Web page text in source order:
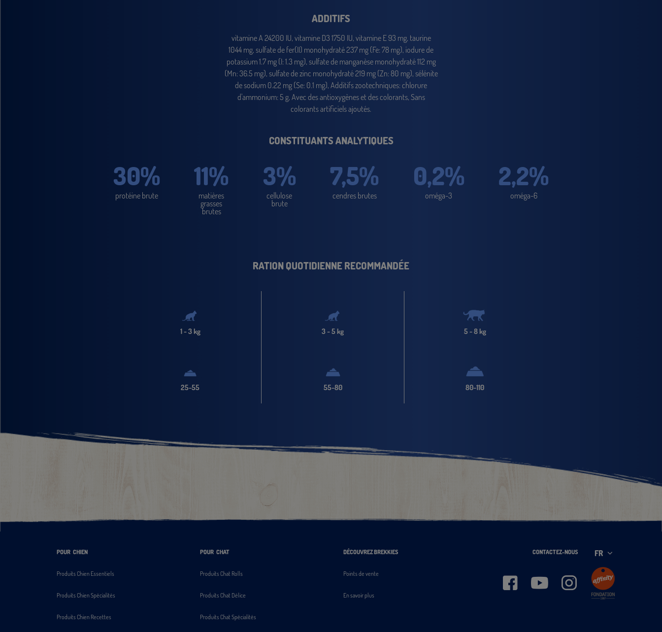
ADDITIFS
vitamine A 24200 IU, vitamine D3 1750 IU, vitamine E 93 mg, taurine
1044 mg, sulfate de fer(II) monohydraté 237 mg (Fe: 78 mg), iodure de
potassium 1.7 mg (I: 1.3 mg), sulfate de manganèse monohydraté 112 mg
(Mn: 36.5 mg), sulfate de zinc monohydraté 219 mg (Zn: 80 mg), sélénite
de sodium 0.22 mg (Se: 0.1 mg), Additifs zootechniques: chlorure
d'ammonium: 5 g, Avec des antioxygènes et des colorants, Sans
colorants artificiels ajoutés.
CONSTITUANTS ANALYTIQUES
30%
protéine brute
11%
matières
grasses
brutes
3%
cellulose
brute
7,5%
cendres brutes
0,2%
oméga-3
2,2%
oméga-6
RATION QUOTIDIENNE RECOMMANDÉE
1 - 3 kg 3 - 5 kg 5 - 8 kg
25-55 55-80 80-110
POUR CHIEN
Produits Chien Essentiels
Produits Chien Spécialités
Produits Chien Recettes
POUR CHAT
Produits Chat Rolls
Produits Chat Délice
Produits Chat Spécialités
DÉCOUVREZ BREKKIES
Points de vente
En savoir plus
CONTACTEZ-NOUS FR